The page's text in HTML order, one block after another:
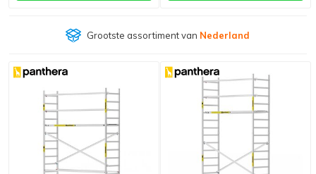
Grootste assortiment van Nederland